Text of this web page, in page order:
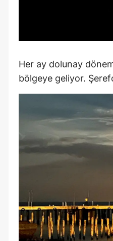
Her ay dolunay
bölgeye geliyor.